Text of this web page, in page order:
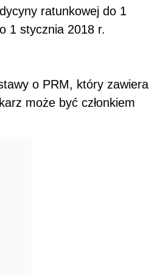
ratunkowej do 1
1 stycznia 2018 r.
o PRM, który zawiera
może być członkiem